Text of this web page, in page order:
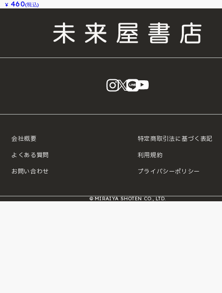
¥ 460(税込)
instagram
X LINE
会社概要
よくある質問
お問い合わせ
特定商取引法に基づく表記
利用規約
プライバシーポリシー
© MIRAIYA SHOTEN CO., LTD.